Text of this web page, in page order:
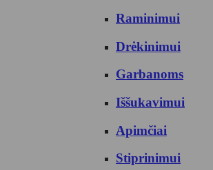
Raminimui
Drėkinimui
Garbanoms
Iššukavimui
Apimčiai
Stiprinimui